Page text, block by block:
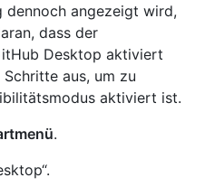
dennoch angezeigt wird,
dass der
Desktop aktiviert
aus, um zu
aktiviert ist.
.